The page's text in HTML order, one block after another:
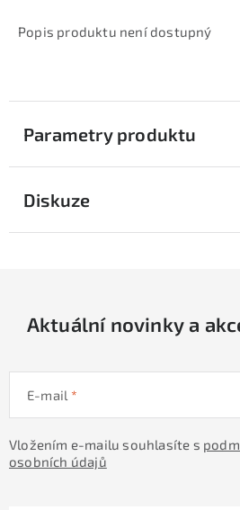
Popis produktu není dostupný
Parametry produktu
Diskuze
Aktuální novinky a
E-mail
Vložením e-mailu souhlasíte s
osobních údajů